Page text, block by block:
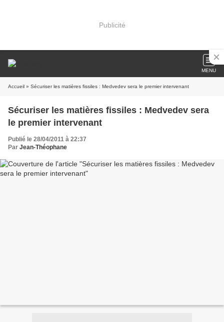
Publicité
MENU
Accueil » Sécuriser les matières fissiles : Medvedev sera le premier intervenant
Sécuriser les matières fissiles : Medvedev sera
le premier intervenant
Publié le 28/04/2011 à 22:37
Par Jean-Théophane